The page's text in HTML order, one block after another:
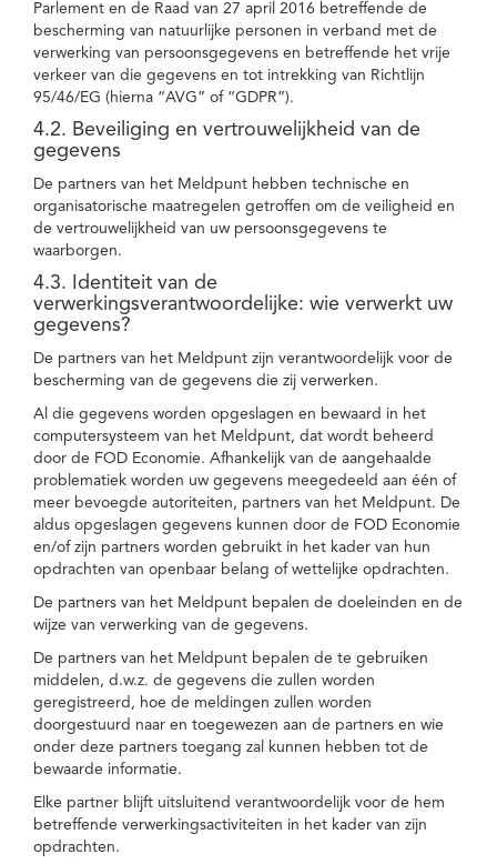
Parlement en de Raad van 27 april 2016 betreffende de
bescherming van natuurlijke personen in verband met de
verwerking van persoonsgegevens en betreffende het vrije
verkeer van die gegevens en tot intrekking van Richtlijn
95/46/EG (hierna “AVG” of “GDPR”).
4.2. Beveiliging en vertrouwelijkheid van de
gegevens
De partners van het Meldpunt hebben technische en
organisatorische maatregelen getroffen om de veiligheid en
de vertrouwelijkheid van uw persoonsgegevens te
waarborgen.
4.3. Identiteit van de
verwerkingsverantwoordelijke: wie verwerkt uw
gegevens?
De partners van het Meldpunt zijn verantwoordelijk voor de
bescherming van de gegevens die zij verwerken.
Al die gegevens worden opgeslagen en bewaard in het
computersysteem van het Meldpunt, dat wordt beheerd
door de FOD Economie. Afhankelijk van de aangehaalde
problematiek worden uw gegevens meegedeeld aan één of
meer bevoegde autoriteiten, partners van het Meldpunt. De
aldus opgeslagen gegevens kunnen door de FOD Economie
en/of zijn partners worden gebruikt in het kader van hun
opdrachten van openbaar belang of wettelijke opdrachten.
De partners van het Meldpunt bepalen de doeleinden en de
wijze van verwerking van de gegevens.
De partners van het Meldpunt bepalen de te gebruiken
middelen, d.w.z. de gegevens die zullen worden
geregistreerd, hoe de meldingen zullen worden
doorgestuurd naar en toegewezen aan de partners en wie
onder deze partners toegang zal kunnen hebben tot de
bewaarde informatie.
Elke partner blijft uitsluitend verantwoordelijk voor de hem
betreffende verwerkingsactiviteiten in het kader van zijn
opdrachten.